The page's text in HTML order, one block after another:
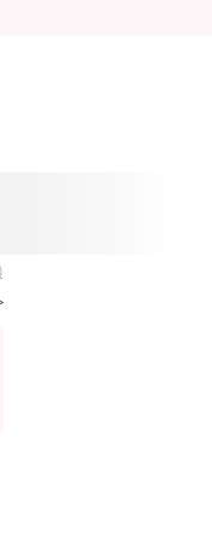
毛を使用し、泡立ちがよ